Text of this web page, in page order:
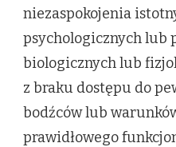
niezaspokojenia
psychologicznych lub
biologicznych lub
z braku dostępu do
bodźców lub
prawidłowego